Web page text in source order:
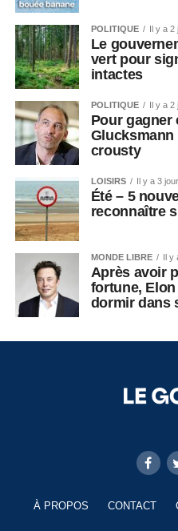
POLITIQUE Il y a 2
Le
vert pour
intactes
POLITIQUE Il y a 2
Pour gagner
Glucksmann
crousty
LOISIRS Il y a 3
Été – 5
reconnaître
MONDE LIBRE Il y
Après avoir
fortune,
dormir dans
À PROPOS CONTACT